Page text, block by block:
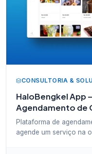
CONSULTORIA &
HaloBengkel App
Agendamento de
Plataforma de
agende um serviço na